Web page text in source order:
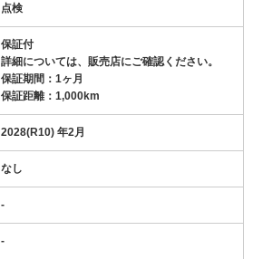
点検
保証付
詳細については、販売店にご確認ください。
保証期間：1ヶ月
保証距離：1,000km
2028(R10) 年2月
なし
-
-